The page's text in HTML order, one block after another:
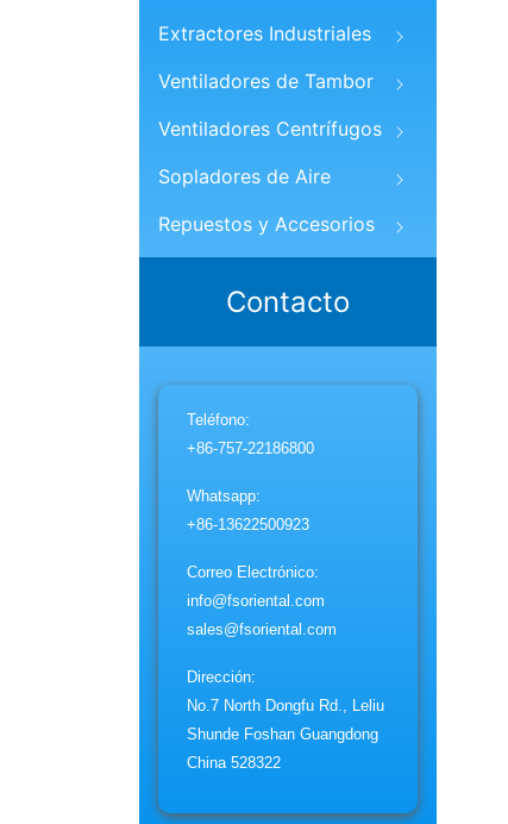
Extractores Industriales
Ventiladores de Tambor
Ventiladores Centrífugos
Sopladores de Aire
Repuestos y Accesorios
Contacto
Teléfono:
+86-757-22186800
Whatsapp:
+86-13622500923
Correo Electrónico:
info@fsoriental.com
sales@fsoriental.com
Dirección:
No.7 North Dongfu Rd., Leliu
Shunde Foshan Guangdong
China 528322